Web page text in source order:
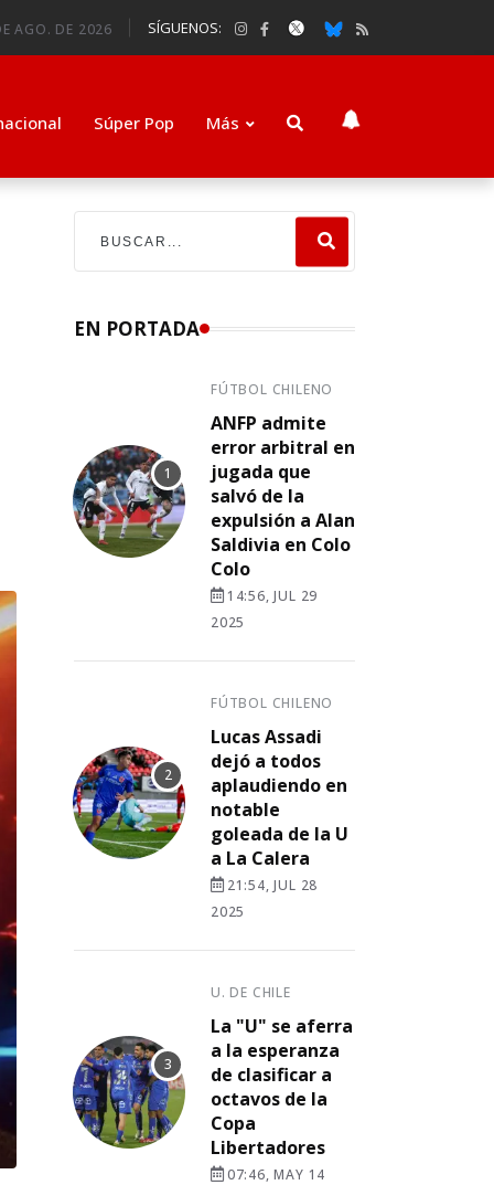
AGO. DE 2026 SÍGUENOS:
Súper Pop Más
EN PORTADA
FÚTBOL CHILENO
ANFP admite
error arbitral en
jugada que
salvó de la
expulsión a Alan
Saldivia en Colo
Colo
14:56, JUL 29
2025
FÚTBOL CHILENO
Lucas Assadi
dejó a todos
aplaudiendo en
notable
goleada de la U
a La Calera
21:54, JUL 28
2025
U. DE CHILE
La "U" se aferra
a la esperanza
de clasificar a
octavos de la
Copa
Libertadores
07:46, MAY 14